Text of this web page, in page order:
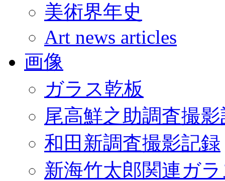
美術界年史
Art news articles
画像
ガラス乾板
尾高鮮之助調査撮
和田新調査撮影記録
新海竹太郎関連ガ